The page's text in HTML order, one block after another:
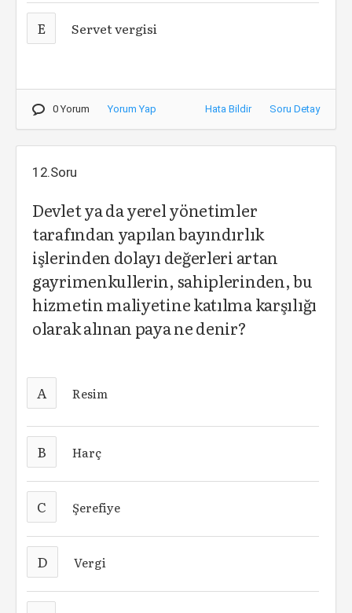
E Servet vergisi
0 Yorum Yorum Yap Hata Bildir Soru Detay
12.Soru
Devlet ya da yerel yönetimler
tarafından yapılan bayındırlık
işlerinden dolayı değerleri artan
gayrimenkullerin, sahiplerinden, bu
hizmetin maliyetine katılma karşılığı
olarak alınan paya ne denir?
A Resim
B Harç
C Şerefiye
D Vergi